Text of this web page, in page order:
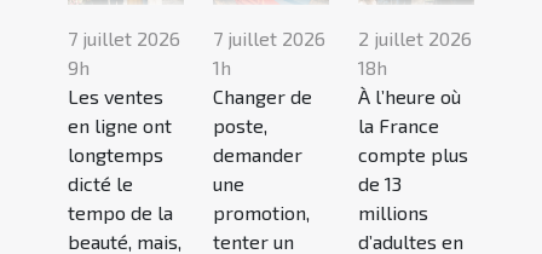
7 juillet 2026
9h
Les ventes
en ligne ont
longtemps
dicté le
tempo de la
beauté, mais,
7 juillet 2026
1h
Changer de
poste,
demander
une
promotion,
tenter un
2 juillet 2026
18h
À l’heure où
la France
compte plus
de 13
millions
d’adultes en